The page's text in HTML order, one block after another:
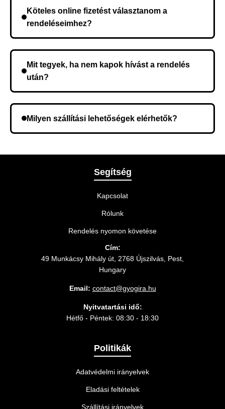
kerül, és ez az időtartam függ a szállítási címtől.
Köteles online fizetést választanom a
rendeléseimhez?
Mit tegyek, ha nem kapok hívást a rendelés
után?
meg a rendelést.
Milyen szállítási lehetőségek elérhetők?
legmegfelelőbb szállítási módot.
Segítség
Kapcsolat
Rólunk
Rendelés nyomon követése
Cím:
49 Munkácsy Mihály út, 2768 Újszilvás, Pest,
Hungary
Email: contact@gyogira.hu
Nyitvatartási idő:
Hétfő - Péntek: 08:30 - 18:30
Politikák
Adatvédelmi irányelvek
Eladási feltételek
Szállítási irányelvek